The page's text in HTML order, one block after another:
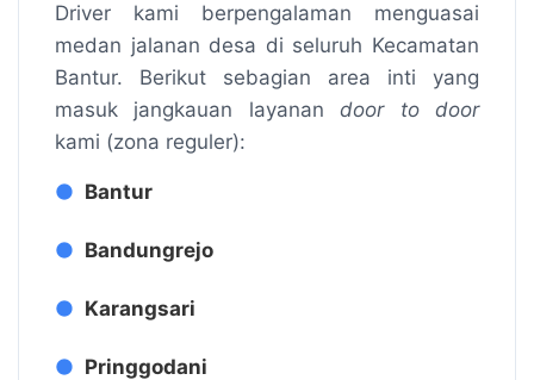
Driver kami berpengalaman menguasai
medan jalanan desa di seluruh Kecamatan
Bantur. Berikut sebagian area inti yang
masuk jangkauan layanandoor to door
kami (zona reguler):
Bantur
Bandungrejo
Karangsari
Pringgodani